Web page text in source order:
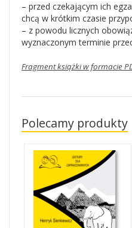
– przed czekającym ich
chcą w krótkim czasie
– z powodu licznych
wyznaczonym terminie
Fragment książki w formacie
Polecamy produkty